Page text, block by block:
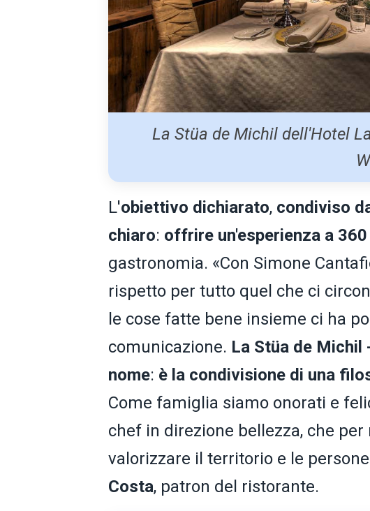
La Stüa de Michil dell'Hotel
L'obiettivo dichiarato, condiviso
chiaro: offrire un'esperienza a
gastronomia. «Con Simone
rispetto per tutto quel che ci
le cose fatte bene insieme ci ha
comunicazione. La Stüa de Michil
nome: è la condivisione di una
Come famiglia siamo onorati e
chef in direzione bellezza, che
valorizzare il territorio e le
Costa, patron del ristorante.